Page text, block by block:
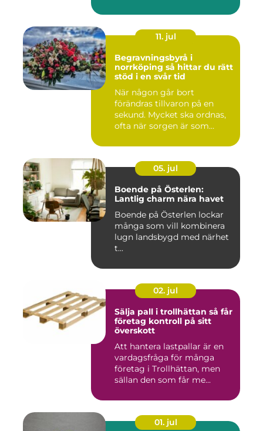
11. jul
Begravningsbyrå i
norrköping så hittar du rätt
stöd i en svår tid
När någon går bort
förändras tillvaron på en
sekund. Mycket ska ordnas,
ofta när sorgen är som
05. jul
Boende på Österlen:
Lantlig charm nära havet
Boende på Österlen lockar
många som vill kombinera
lugn landsbygd med närhet
t...
02. jul
Sälja pall i trollhättan så får
företag kontroll på sitt
överskott
Att hantera lastpallar är en
vardagsfråga för många
företag i Trollhättan, men
sällan den som får me...
01. jul